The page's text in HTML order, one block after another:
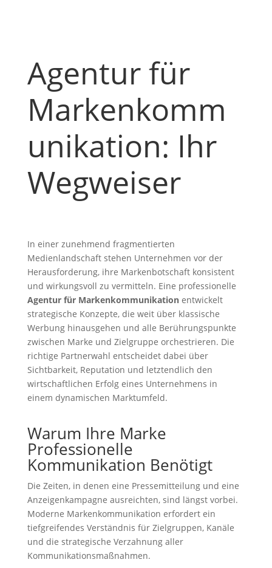
Agentur für
Markenkomm
unikation: Ihr
Wegweiser
In einer zunehmend fragmentierten
Medienlandschaft stehen Unternehmen vor der
Herausforderung, ihre Markenbotschaft konsistent
und wirkungsvoll zu vermitteln. Eine professionelle
Agentur für Markenkommunikationentwickelt
strategische Konzepte, die weit über klassische
Werbung hinausgehen und alle Berührungspunkte
zwischen Marke und Zielgruppe orchestrieren. Die
richtige Partnerwahl entscheidet dabei über
Sichtbarkeit, Reputation und letztendlich den
wirtschaftlichen Erfolg eines Unternehmens in
einem dynamischen Marktumfeld.
Warum Ihre Marke
Professionelle
Kommunikation Benötigt
Die Zeiten, in denen eine Pressemitteilung und eine
Anzeigenkampagne ausreichten, sind längst vorbei.
Moderne Markenkommunikation erfordert ein
tiefgreifendes Verständnis für Zielgruppen, Kanäle
und die strategische Verzahnung aller
Kommunikationsmaßnahmen.